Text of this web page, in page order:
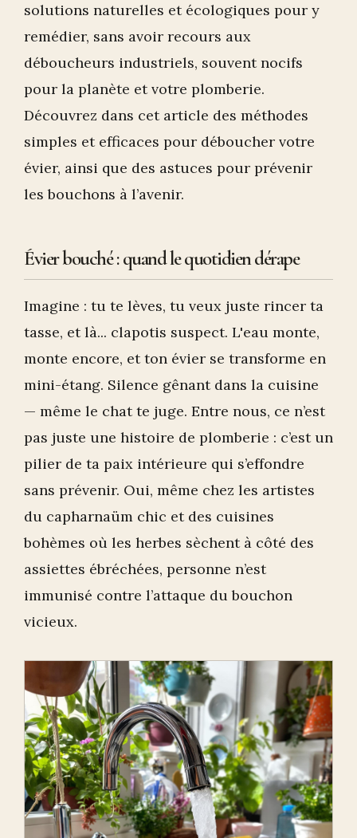
solutions naturelles et écologiques pour y
remédier, sans avoir recours aux
déboucheurs industriels, souvent nocifs
pour la planète et votre plomberie.
Découvrez dans cet article des méthodes
simples et efficaces pour déboucher votre
évier, ainsi que des astuces pour prévenir
les bouchons à l’avenir.
Évier bouché : quand le quotidien dérape
Imagine : tu te lèves, tu veux juste rincer ta
tasse, et là... clapotis suspect. L'eau monte,
monte encore, et ton évier se transforme en
mini-étang. Silence gênant dans la cuisine
— même le chat te juge. Entre nous, ce n’est
pas juste une histoire de plomberie : c’est un
pilier de ta paix intérieure qui s’effondre
sans prévenir. Oui, même chez les artistes
du capharnaüm chic et des cuisines
bohèmes où les herbes sèchent à côté des
assiettes ébréchées, personne n’est
immunisé contre l’attaque du bouchon
vicieux.